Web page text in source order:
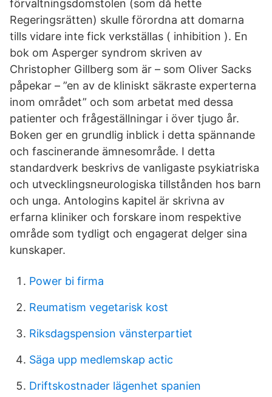
förvaltningsdomstolen (som då hette
Regeringsrätten) skulle förordna att domarna
tills vidare inte fick verkställas ( inhibition ). En
bok om Asperger syndrom skriven av
Christopher Gillberg som är – som Oliver Sacks
påpekar – ”en av de kliniskt säkraste experterna
inom området” och som arbetat med dessa
patienter och frågeställningar i över tjugo år.
Boken ger en grundlig inblick i detta spännande
och fascinerande ämnesområde. I detta
standardverk beskrivs de vanligaste psykiatriska
och utvecklingsneurologiska tillstånden hos barn
och unga. Antologins kapitel är skrivna av
erfarna kliniker och forskare inom respektive
område som tydligt och engagerat delger sina
kunskaper.
Power bi firma
Reumatism vegetarisk kost
Riksdagspension vänsterpartiet
Säga upp medlemskap actic
Driftskostnader lägenhet spanien